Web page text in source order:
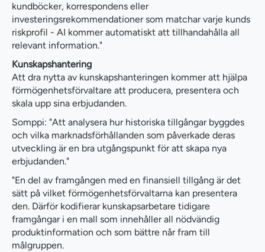
kundböcker, korrespondens eller
investeringsrekommendationer som matchar varje kunds
riskprofil - AI kommer automatiskt att tillhandahålla all
relevant information."
Kunskapshantering
Att dra nytta av kunskapshanteringen kommer att hjälpa
förmögenhetsförvaltare att producera, presentera och
skala upp sina erbjudanden.
Somppi: "Att analysera hur historiska tillgångar byggdes
och vilka marknadsförhållanden som påverkade deras
utveckling är en bra utgångspunkt för att skapa nya
erbjudanden."
"En del av framgången med en finansiell tillgång är det
sätt på vilket förmögenhetsförvaltarna kan presentera
den. Därför kodifierar kunskapsarbetare tidigare
framgångar i en mall som innehåller all nödvändig
produktinformation och som bättre når fram till
målgruppen.